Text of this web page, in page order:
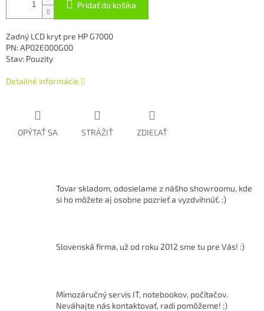
Pridať do košíka
Zadný LCD kryt pre HP G7000
PN: AP02E000G00
Stav: Pouzity
Detailné informácie
OPÝTAŤ SA STRÁŽIŤ ZDIEĽAŤ
Tovar skladom, odosielame z nášho showroomu, kde
si ho môžete aj osobne pozrieť a vyzdvihnúť. :)
Slovenská firma, už od roku 2012 sme tu pre Vás! :)
Mimozáručný servis IT, notebookov, počítačov.
Neváhajte nás kontaktovať, radi pomôžeme! ;)